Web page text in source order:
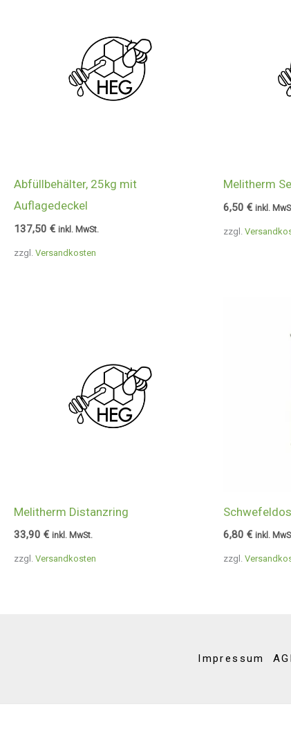
zzgl. Versandkosten
Abfüllbehälter, 25kg mit
Auflagedeckel
137,50 € inkl. MwSt. zzgl.
Melitherm
6,50 € inkl.
zzgl. Versandkosten
Melitherm Distanzring
33,90 € inkl. MwSt.
zzgl.
6,80 € inkl.
Impressum